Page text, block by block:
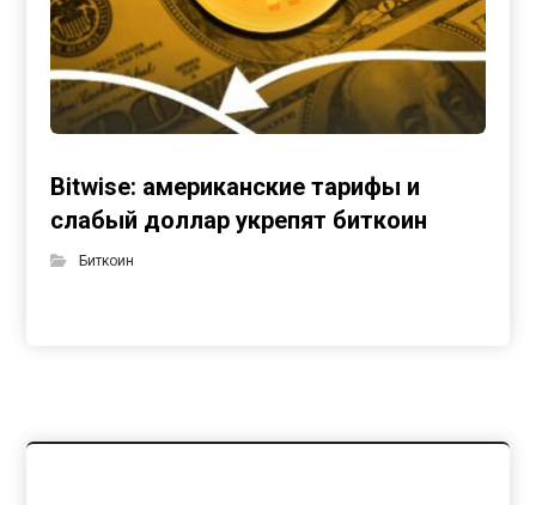
Bitwise: американские тарифы и
слабый доллар укрепят биткоин
Биткоин